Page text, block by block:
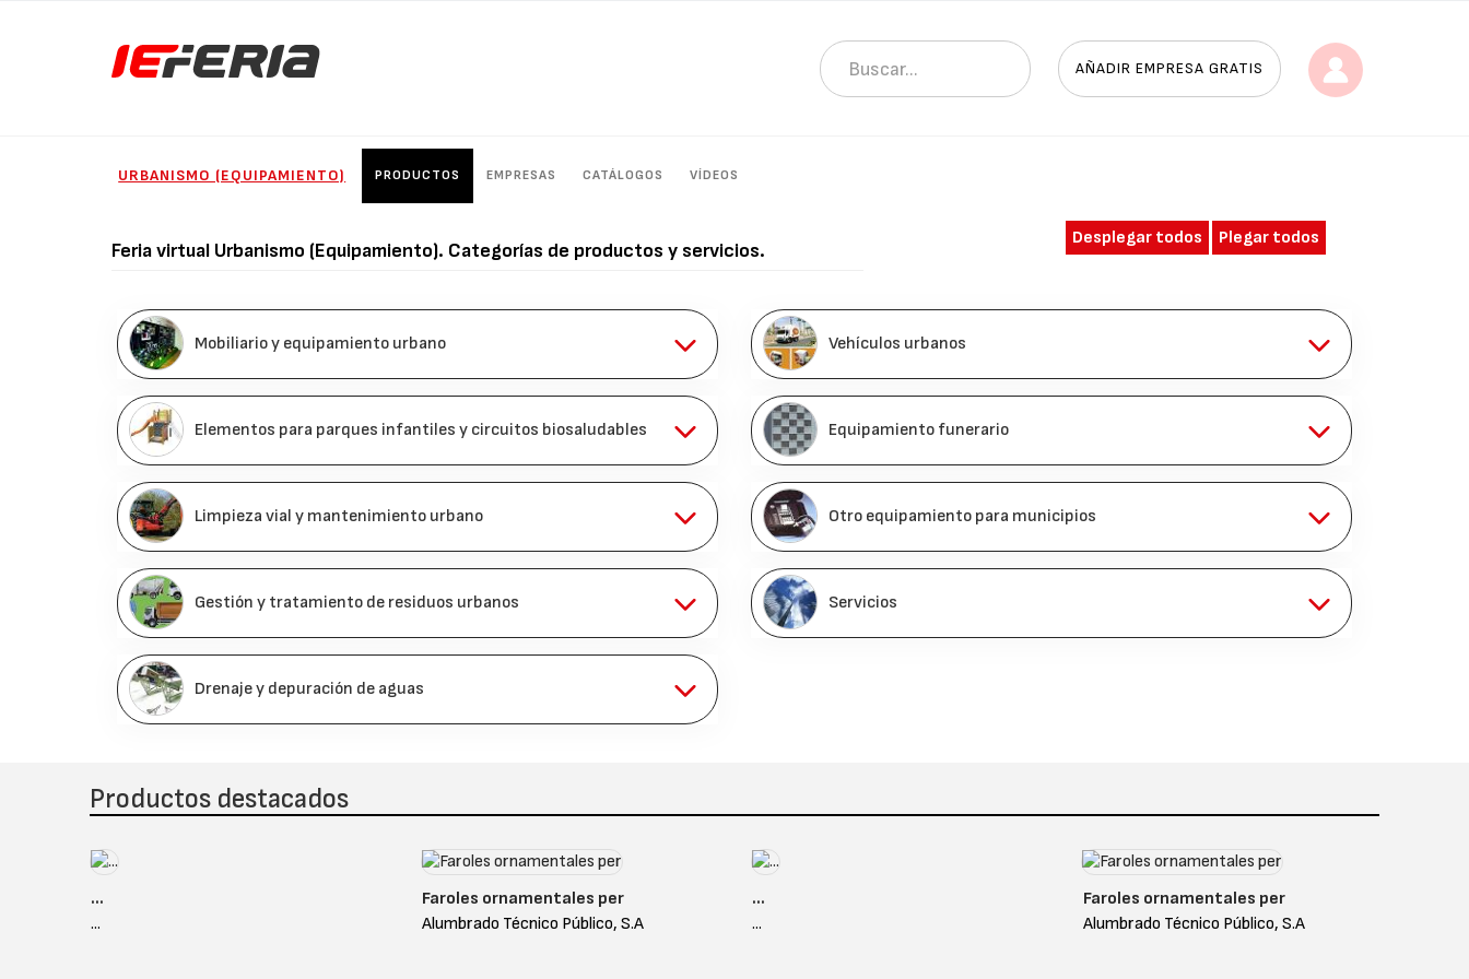
AÑADIR EMPRESA GRATIS
URBANISMO (EQUIPAMIENTO) PRODUCTOS EMPRESAS CATÁLOGOS VÍDEOS
Feria virtual Urbanismo (Equipamiento). Categorías de productos y servicios.
Desplegar todos Plegar todos
Mobiliario y equipamiento urbano
Elementos para parques infantiles y circuitos biosaludables
Limpieza vial y mantenimiento urbano
Gestión y tratamiento de residuos urbanos
Drenaje y depuración de aguas
Vehículos urbanos
Equipamiento funerario
Otro equipamiento para municipios
Servicios
Productos destacados
...
...
Faroles ornamentales per
Alumbrado Técnico Público, S.A
...
...
Faroles ornamentales per
Alumbrado Técnico Público, S.A